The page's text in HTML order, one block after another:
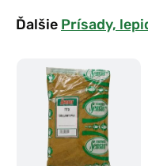
Ďalšie Prísady,